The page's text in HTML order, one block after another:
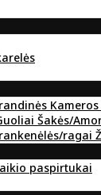
Kameros
Šakės/
ragai
paspirtukai